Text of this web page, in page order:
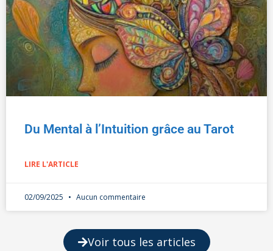
Du Mental à l’Intuition grâce au Tarot
LIRE L'ARTICLE
02/09/2025 Aucun commentaire
Voir tous les articles